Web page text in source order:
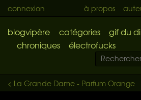
connexion à propos
blogvipère catégories
gif du
chroniques
électrofucks
< La Grande Dame - Parfum Orange